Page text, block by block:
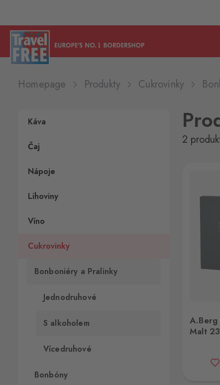
Homepage Produkty Cukrovinky
Káva
Čaj
Nápoje
Lihoviny
Víno
Cukrovinky
Bonboniéry a Pralinky
Jednodruhové
S alkoholem
Vícedruhové
Bonbóny
2
A.Berg
Malt